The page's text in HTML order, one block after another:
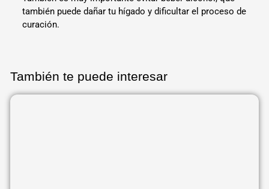
también puede dañar tu hígado y dificultar el proceso de
curación.
También te puede interesar